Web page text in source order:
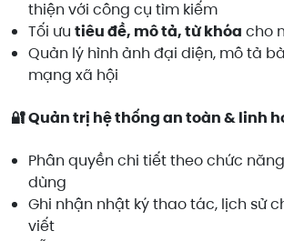
thiện với công cụ tìm kiếm
Tối ưutiêu đề, mô tả, từ khóa cho
Quản lý hình ảnh đại diện, mô tả
mạng xã hội
🔐 Quản trị hệ thống an toàn & linh
Phân quyền chi tiết theo chức
dùng
Ghi nhận nhật ký thao tác, lịch sử
viết